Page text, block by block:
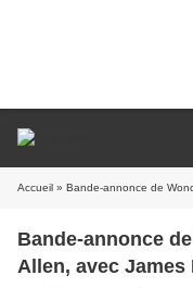
Accueil » Bande-annonce de Wonder
Bande-annonce
Allen, avec